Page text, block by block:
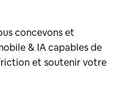
concevons et
& IA capables de
et soutenir votre